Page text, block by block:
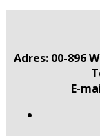
Adres: 00-896
E-